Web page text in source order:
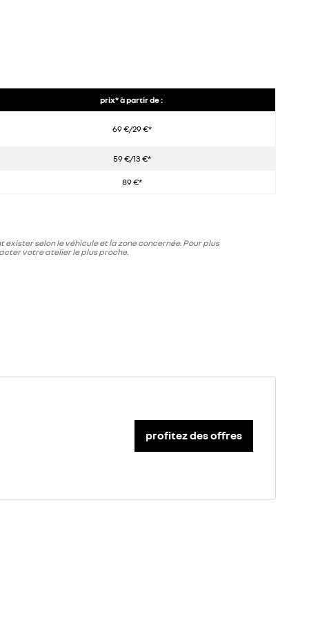
prix* à partir de :
69 €/29 €*
59 €/13 €*
89 €*
selon le véhicule et la zone concernée. Pour plus
votre atelier le plus proche.
profitez des offres